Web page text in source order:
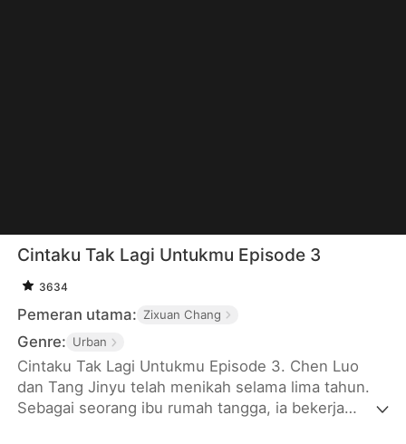
Cintaku Tak Lagi Untukmu Episode 3
3634
Pemeran utama: Zixuan Chang
Genre: Urban
Cintaku Tak Lagi Untukmu Episode 3. Chen Luo
dan Tang Jinyu telah menikah selama lima tahun.
Sebagai seorang ibu rumah tangga, ia bekerja